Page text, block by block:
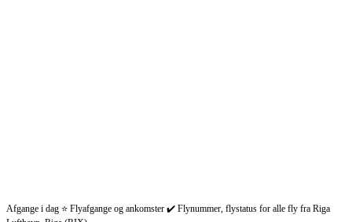
Afgange i dag ⭐ Flyafgange og ankomster ✔️ Flynummer, flystatus for alle fly fra Riga